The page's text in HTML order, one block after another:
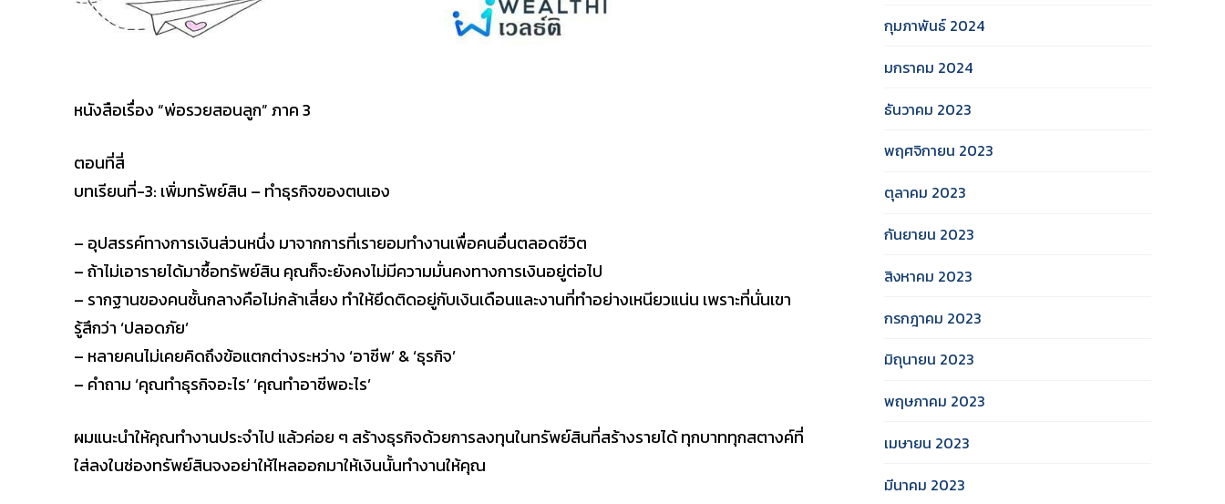
หนังสือเรื่อง “พ่อรวยสอนลูก” ภาค 3
ตอนที่สี่
บทเรียนที่-3: เพิ่มทรัพย์สิน – ทำธุรกิจของตนเอง
– อุปสรรค์ทางการเงินส่วนหนึ่ง มาจากการที่เรายอมทำงานเพื่อคนอื่นตลอดชีวิต
– ถ้าไม่เอารายได้มาซื้อทรัพย์สิน คุณก็จะยังคงไม่มีความมั่นคงทางการเงินอยู่ต่อไป
– รากฐานของคนชั้นกลางคือไม่กล้าเสี่ยง ทำให้ยึดติดอยู่กับเงินเดือนและงานที่ทำอย่างเหนียวแน่น เพราะที่นั่นเขา
รู้สึกว่า ‘ปลอดภัย’
– หลายคนไม่เคยคิดถึงข้อแตกต่างระหว่าง ‘อาชีพ’ & ‘ธุรกิจ’
– คำถาม ‘คุณทำธุรกิจอะไร’ ‘คุณทำอาชีพอะไร’
ผมแนะนำให้คุณทำงานประจำไป แล้วค่อย ๆ สร้างธุรกิจด้วยการลงทุนในทรัพย์สินที่สร้างรายได้ ทุกบาททุกสตางค์ที่
ใส่ลงในช่องทรัพย์สินจงอย่าให้ไหลออกมาให้เงินนั้นทำงานให้คุณ
กุมภาพันธ์ 2024
มกราคม 2024
ธันวาคม 2023
พฤศจิกายน 2023
ตุลาคม 2023
กันยายน 2023
สิงหาคม 2023
กรกฎาคม 2023
มิถุนายน 2023
พฤษภาคม 2023
เมษายน 2023
มีนาคม 2023